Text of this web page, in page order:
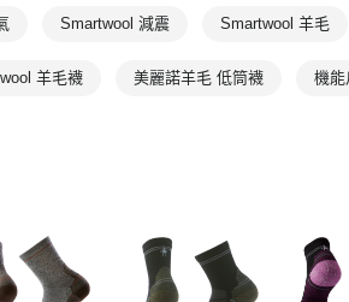
Smartwool 減震 Smartwool 羊毛
羊毛襪 美麗諾羊毛 低筒襪 機能